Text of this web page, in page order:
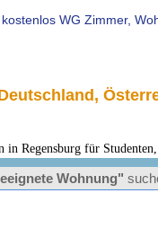
Regensburg für
Wohnung"